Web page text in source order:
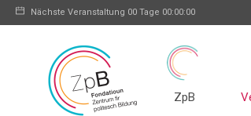
Nächste Veranstaltung 00 Tage 00:00:00
ZpB